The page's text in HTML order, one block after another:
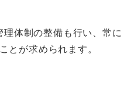
体制の整備も行い、常に
とが求められます。